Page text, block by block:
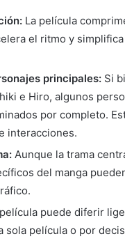
La película
el ritmo y
principales: Si
e Hiro, algunos
por completo.
interacciones.
Aunque la trama
del manga
puede diferir
sola película o por